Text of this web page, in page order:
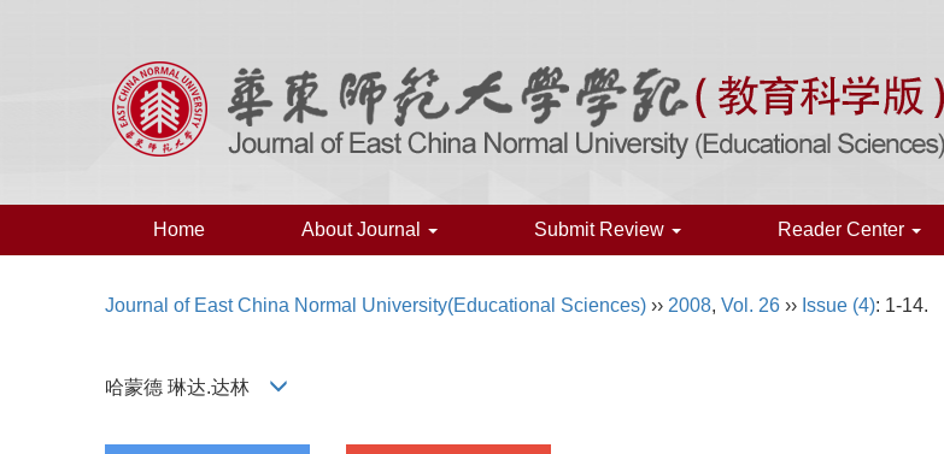
Home About Journal Submit Review Reader Center
Journal of East China Normal University(Educational Sciences) ›› 2008, Vol. 26 ›› Issue (4): 1-14.
哈蒙德 琳达.达林